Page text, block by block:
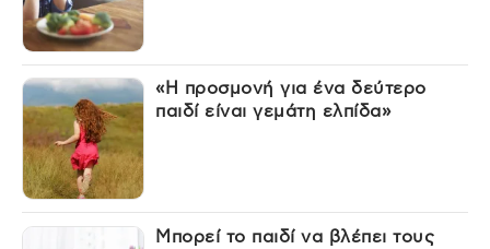
«Η προσμονή για ένα δεύτερο
παιδί είναι γεμάτη ελπίδα»
Μπορεί το παιδί να βλέπει τους